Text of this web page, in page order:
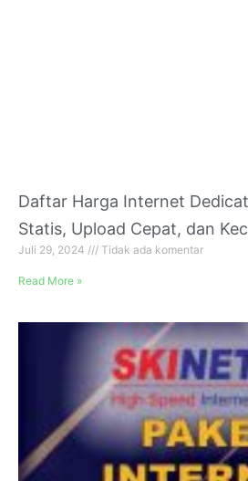
Daftar Harga Internet
Statis, Upload Cepat, dan
Juli 29, 2024 Tidak ada komentar
Read More »